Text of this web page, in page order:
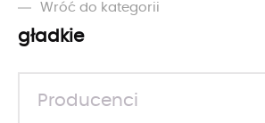
Wróć do kategorii
gładkie
Producenci